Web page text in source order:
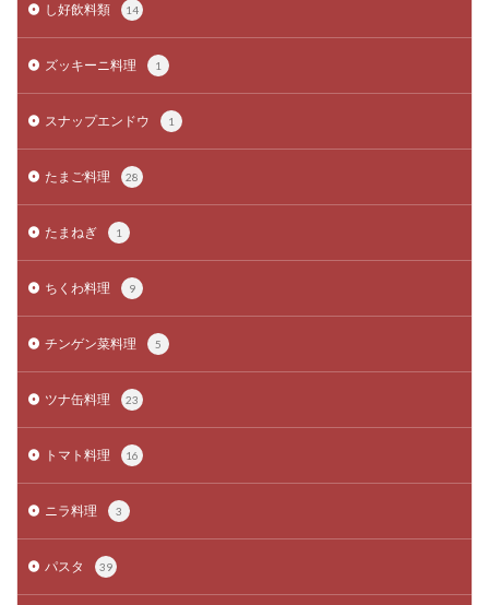
し好飲料類 14
ズッキーニ料理 1
スナップエンドウ 1
たまご料理 28
たまねぎ 1
ちくわ料理 9
チンゲン菜料理 5
ツナ缶料理 23
トマト料理 16
ニラ料理 3
パスタ 39